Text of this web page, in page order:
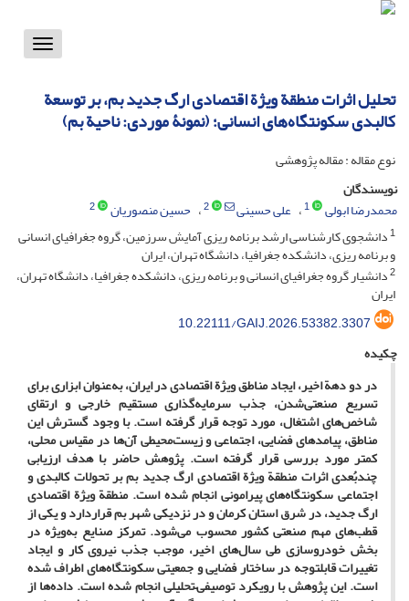
Toggle
تحلیل اثرات منطقة ویژة اقتصادی ارگ جدید بم، بر توسعة
کالبدی سکونتگاه‌های انسانی؛ (نمونۀ موردی: ناحیة بم)
نوع مقاله : مقاله پژوهشی
نویسندگان
محمدرضا ابولی
1 علی حسینی 2 حسین منصوریان
2
1دانشجوی کارشناسی ارشد برنامه ریزی آمایش سرزمین، گروه جغرافیای انسانی
و برنامه ریزی، دانشکده جغرافیا، دانشگاه تهران، ایران
2دانشیار گروه جغرافیای انسانی و برنامه ریزی، دانشکده جغرافیا، دانشگاه تهران،
ایران
10.22111/GAIJ.2026.53382.3307
چکیده
در دو دهة اخیر، ایجاد مناطق ویژة اقتصادی در ایران، به‌عنوان ابزاری برای
تسریع صنعتی‌شدن، جذب سرمایه‌گذاری مستقیم خارجی و ارتقای
شاخص‌های اشتغال، مورد توجه قرار گرفته است. با وجود گسترش این
مناطق، پیامدهای فضایی، اجتماعی و زیست‌محیطی آن‌ها در مقیاس محلی،
کمتر مورد بررسی قرار گرفته است. پژوهش حاضر با هدف ارزیابی
چندبُعدی اثرات منطقة ویژة اقتصادی ارگ جدید بم بر تحولات کالبدی و
اجتماعی سکونتگاه‌های پیرامونی انجام شده است. منطقة ویژة اقتصادی
ارگ جدید، در شرق استان کرمان و در نزدیکی شهر بم قراردارد و یکی از
قطب‌های مهم صنعتی کشور محسوب می‌شود. تمرکز صنایع به‌ویژه در
بخش خودروسازی طی سال‌های اخیر، موجب جذب نیروی کار و ایجاد
تغییرات قابل­توجه در ساختار فضایی و جمعیتی سکونتگاه‌های اطراف شده
است. این پژوهش با رویکرد توصیفی–تحلیلی انجام شده است. داده‌ها از